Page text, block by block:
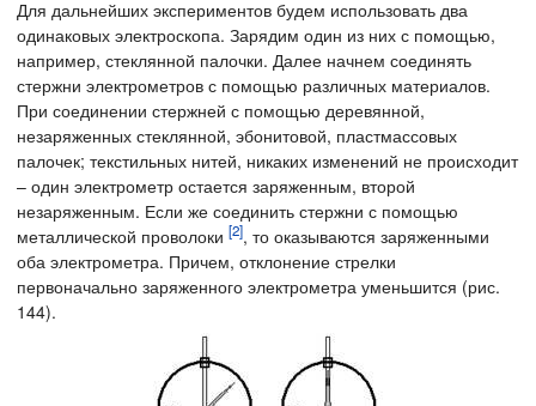
Для дальнейших экспериментов будем использовать два
одинаковых электроскопа. Зарядим один из них с помощью,
например, стеклянной палочки. Далее начнем соединять
стержни электрометров с помощью различных материалов.
При соединении стержней с помощью деревянной,
незаряженных стеклянной, эбонитовой, пластмассовых
палочек; текстильных нитей, никаких изменений не происходит
– один электрометр остается заряженным, второй
незаряженным. Если же соединить стержни с помощью
металлической проволоки [2], то оказываются заряженными
оба электрометра. Причем, отклонение стрелки
первоначально заряженного электрометра уменьшится (рис.
144).